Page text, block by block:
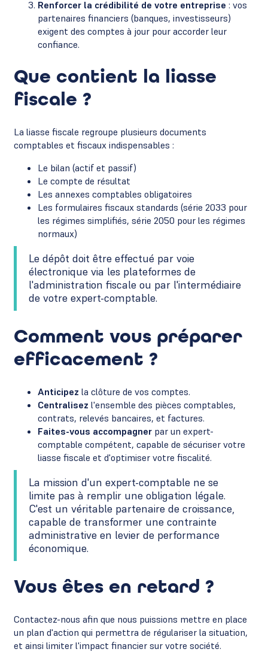
Renforcer la crédibilité de votre entreprise : vos
partenaires financiers (banques, investisseurs)
exigent des comptes à jour pour accorder leur
confiance.
Que contient la liasse
fiscale ?
La liasse fiscale regroupe plusieurs documents
comptables et fiscaux indispensables :
Le bilan (actif et passif)
Le compte de résultat
Les annexes comptables obligatoires
Les formulaires fiscaux standards (série 2033 pour
les régimes simplifiés, série 2050 pour les régimes
normaux)
Le dépôt doit être effectué par voie
électronique via les plateformes de
l'administration fiscale ou par l'intermédiaire
de votre expert-comptable.
Comment vous préparer
efficacement ?
Anticipezla clôture de vos comptes.
Centralisez l'ensemble des pièces comptables,
contrats, relevés bancaires, et factures.
Faites-vous accompagner par un expert-
comptable compétent, capable de sécuriser votre
liasse fiscale et d'optimiser votre fiscalité.
La mission d'un expert-comptable ne se
limite pas à remplir une obligation légale.
C'est un véritable partenaire de croissance,
capable de transformer une contrainte
administrative en levier de performance
économique.
Vous êtes en retard ?
Contactez-nous afin que nous puissions mettre en place
un plan d'action qui permettra de régulariser la situation,
et ainsi limiter l'impact financier sur votre société.